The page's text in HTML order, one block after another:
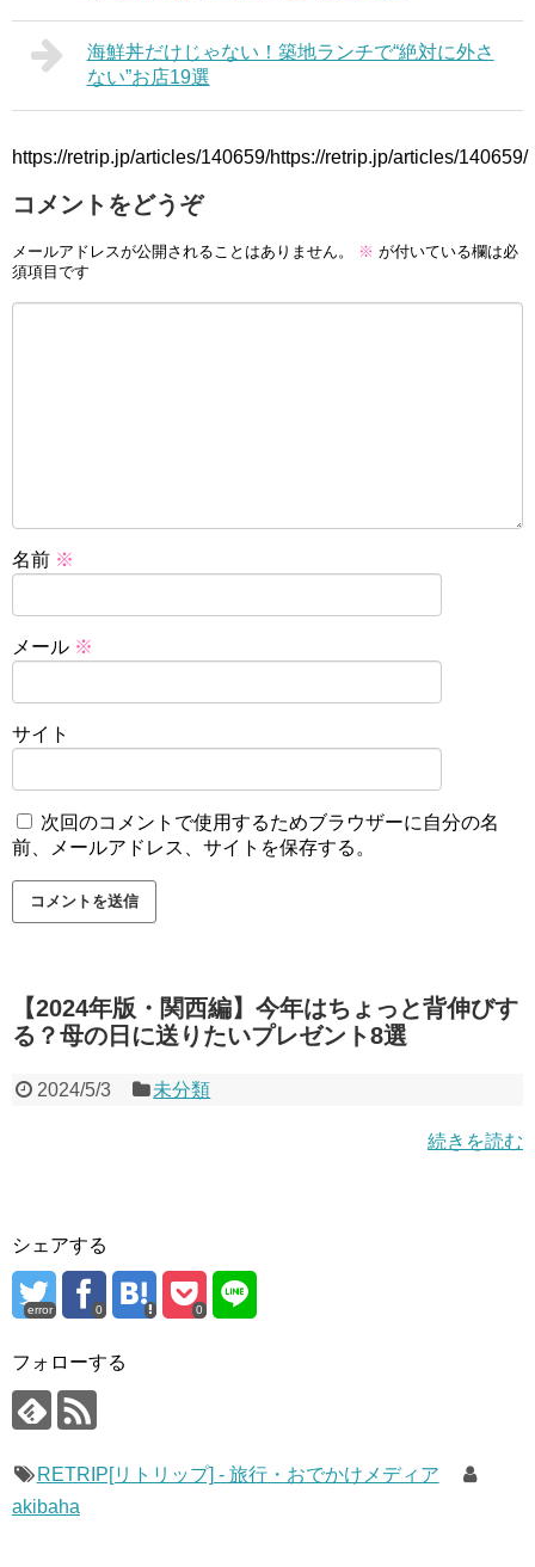
海鮮丼だけじゃない！築地ランチで“絶対に外さ
ない”お店19選
https://retrip.jp/articles/140659/https://retrip.jp/articles/140659/
コメントをどうぞ
メールアドレスが公開されることはありません。 ※ が付いている欄は必
須項目です
名前 ※
メール ※
サイト
次回のコメントで使用するためブラウザーに自分の名
前、メールアドレス、サイトを保存する。
【2024年版・関西編】今年はちょっと背伸びす
る？母の日に送りたいプレゼント8選
2024/5/3 未分類
続きを読む
シェアする
error 0 0
フォローする
RETRIP[リトリップ] - 旅行・おでかけメディア
akibaha